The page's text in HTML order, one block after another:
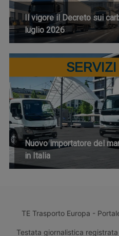
Il vigore il Decreto sui
luglio 2026
SERVIZI
Nuovo importatore del
in Italia
TE Trasporto Europa -
Testata giornalistica